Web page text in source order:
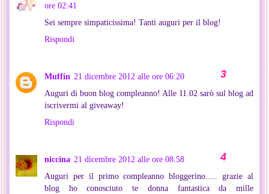
ore 02:41
Sei sempre simpaticissima! Tanti auguri per il blog!
Rispondi
Muffin 21 dicembre 2012 alle ore 06:20
Auguri di buon blog compleanno! Alle 11.02 sarò sul blog ad
iscrivermi al giveaway!
Rispondi
niccina 21 dicembre 2012 alle ore 08:58
Auguri per il primo compleanno bloggerino..... grazie al
blog ho conosciuto te donna fantastica da mille